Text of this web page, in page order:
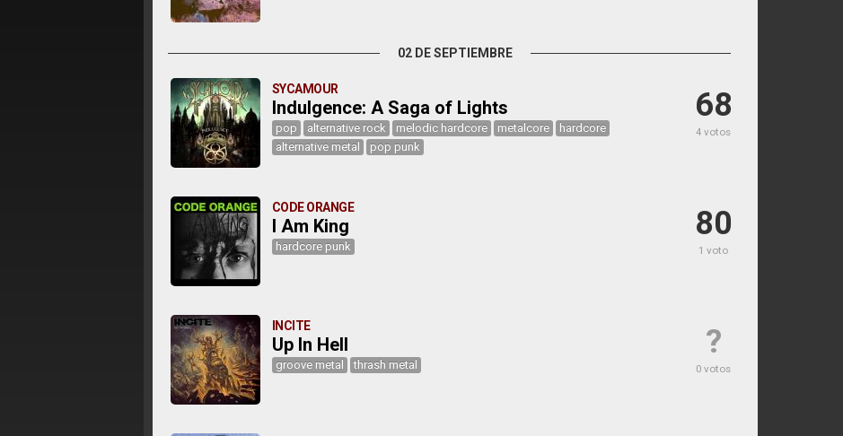
02 DE SEPTIEMBRE
68
4 votos
SYCAMOUR
Indulgence: A Saga of Lights
pop alternative rock melodic hardcore metalcore
hardcore
alternative metal
pop punk
80
1 voto
CODE ORANGE
I Am King
hardcore punk
?
0 votos
INCITE
Up In Hell
groove metal thrash metal